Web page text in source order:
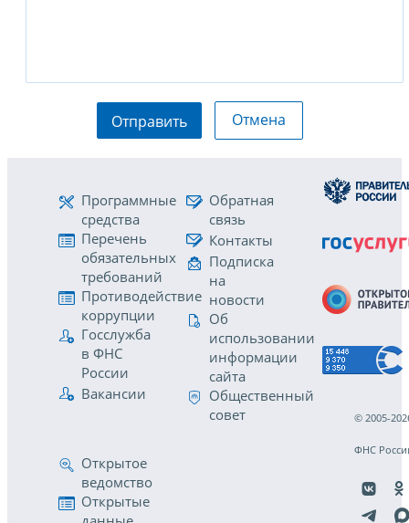
Отправить Отмена
Программные
средства
Перечень
обязательных
требований
Противодействие
коррупции
Госслужба
в ФНС
России
Вакансии
Обратная
связь
Контакты
Подписка
на
новости
Об
использовании
информации
сайта
Общественный
совет
Открытое
ведомство
Открытые
© 2005-
ФНС